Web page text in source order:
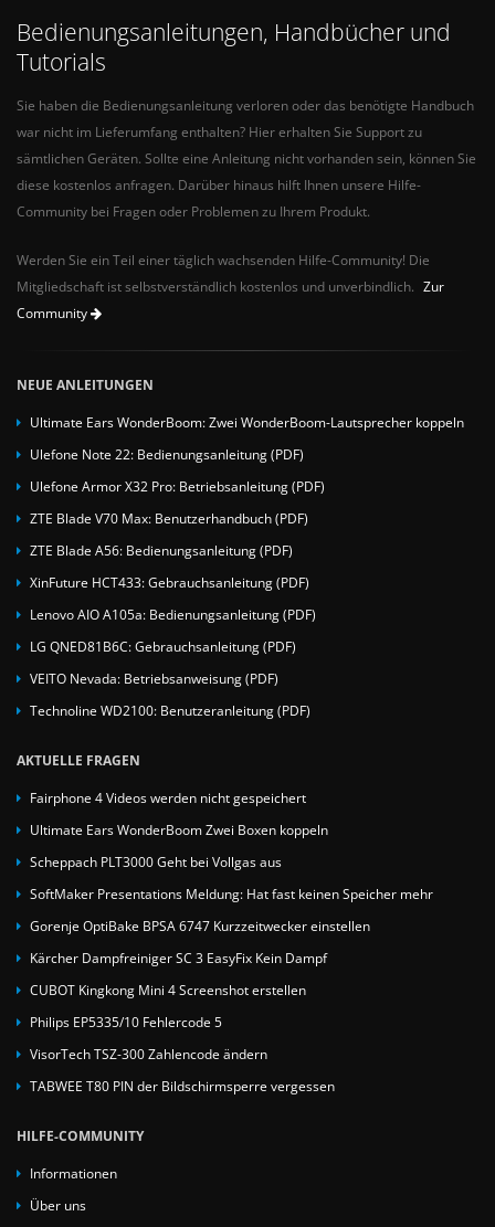
Bedienungsanleitungen, Handbücher und
Tutorials
Sie haben die Bedienungsanleitung verloren oder das benötigte Handbuch
war nicht im Lieferumfang enthalten? Hier erhalten Sie Support zu
sämtlichen Geräten. Sollte eine Anleitung nicht vorhanden sein, können Sie
diese kostenlos anfragen. Darüber hinaus hilft Ihnen unsere Hilfe-
Community bei Fragen oder Problemen zu Ihrem Produkt.
Werden Sie ein Teil einer täglich wachsenden Hilfe-Community! Die
Mitgliedschaft ist selbstverständlich kostenlos und unverbindlich. Zur
Community
NEUE ANLEITUNGEN
Ultimate Ears WonderBoom: Zwei WonderBoom-Lautsprecher koppeln
Ulefone Note 22: Bedienungsanleitung (PDF)
Ulefone Armor X32 Pro: Betriebsanleitung (PDF)
ZTE Blade V70 Max: Benutzerhandbuch (PDF)
ZTE Blade A56: Bedienungsanleitung (PDF)
XinFuture HCT433: Gebrauchsanleitung (PDF)
Lenovo AIO A105a: Bedienungsanleitung (PDF)
LG QNED81B6C: Gebrauchsanleitung (PDF)
VEITO Nevada: Betriebsanweisung (PDF)
Technoline WD2100: Benutzeranleitung (PDF)
AKTUELLE FRAGEN
Fairphone 4 Videos werden nicht gespeichert
Ultimate Ears WonderBoom Zwei Boxen koppeln
Scheppach PLT3000 Geht bei Vollgas aus
SoftMaker Presentations Meldung: Hat fast keinen Speicher mehr
Gorenje OptiBake BPSA 6747 Kurzzeitwecker einstellen
Kärcher Dampfreiniger SC 3 EasyFix Kein Dampf
CUBOT Kingkong Mini 4 Screenshot erstellen
Philips EP5335/10 Fehlercode 5
VisorTech TSZ-300 Zahlencode ändern
TABWEE T80 PIN der Bildschirmsperre vergessen
HILFE-COMMUNITY
Informationen
Über uns